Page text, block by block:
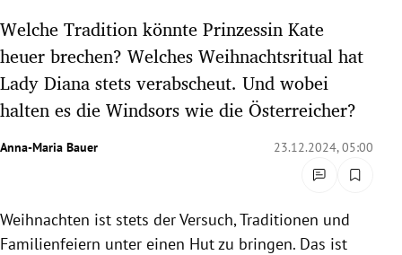
Untermenü
Untermenü
Untermenü
Welche Tradition könnte Prinzessin Kate
heuer brechen? Welches Weihnachtsritual hat
Lady Diana stets verabscheut. Und wobei
halten es die Windsors wie die Österreicher?
Anna-Maria Bauer 23.12.2024, 05:00
Weihnachten ist stets der Versuch, Traditionen und
Familienfeiern unter einen Hut zu bringen. Das ist